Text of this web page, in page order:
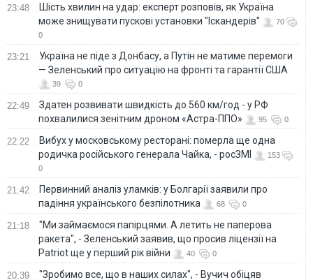
23:48
Шість хвилин на удар: експерт розповів, як Україна
може знищувати пускові установки "Іскандерів"
70
0
23:21
Україна не піде з Донбасу, а Путін не матиме перемоги
— Зеленський про ситуацію на фронті та гарантії США
39 0
22:49
Здатен розвивати швидкість до 560 км/год - у РФ
похвалилися зенітним дроном «Астра-ППО»
95 0
22:22
Вибух у московському ресторані: померла ще одна
родичка російського генерала Чайка, - росЗМІ
153
0
21:42
Первинний аналіз уламків: у Болгарії заявили про
падіння українського безпілотника
68 0
21:18
"Ми займаємося папірцями. А летить не паперова
ракета", - Зеленський заявив, що просив ліцензії на
Patriot ще у перший рік війни
40 0
20:39 "Зробимо все, що в наших силах", - Вучич обіцяв